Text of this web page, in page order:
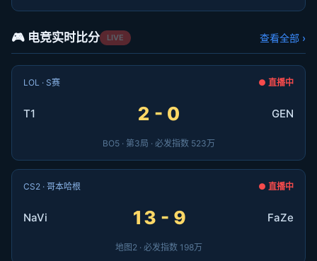
🎮 电竞实时比分 LIVE 查看全部 ›
LOL · S赛 ● 直播中
T1 2 - 0 GEN
BO5 · 第3局 · 必发指数 523万
CS2 · 哥本哈根 ● 直播中
NaVi 13 - 9 FaZe
地图2 · 必发指数 198万